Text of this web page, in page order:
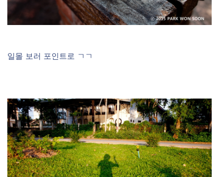
일몰 보러 포인트로 ㄱㄱ